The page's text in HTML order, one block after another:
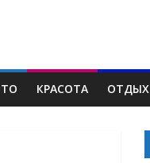
КРАСОТА ОТДЫХ